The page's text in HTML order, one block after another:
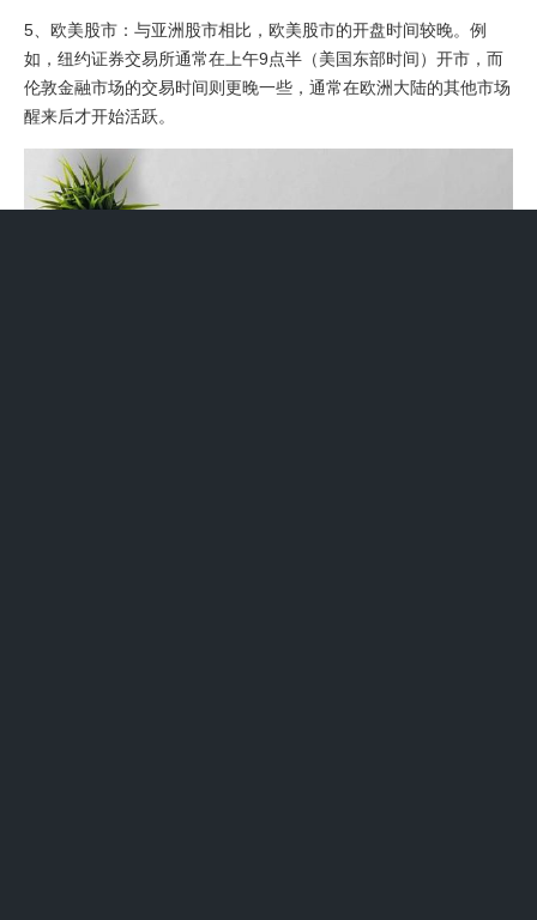
5、欧美股市：与亚洲股市相比，欧美股市的开盘时间较晚。例
如，纽约证券交易所通常在上午9点半（美国东部时间）开市，而
伦敦金融市场的交易时间则更晚一些，通常在欧洲大陆的其他市场
醒来后才开始活跃。